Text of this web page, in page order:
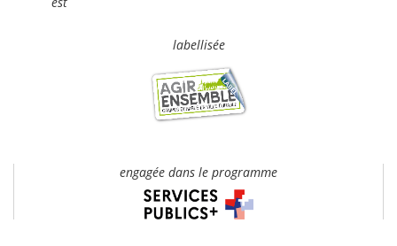
labellisée
engagée dans le programme